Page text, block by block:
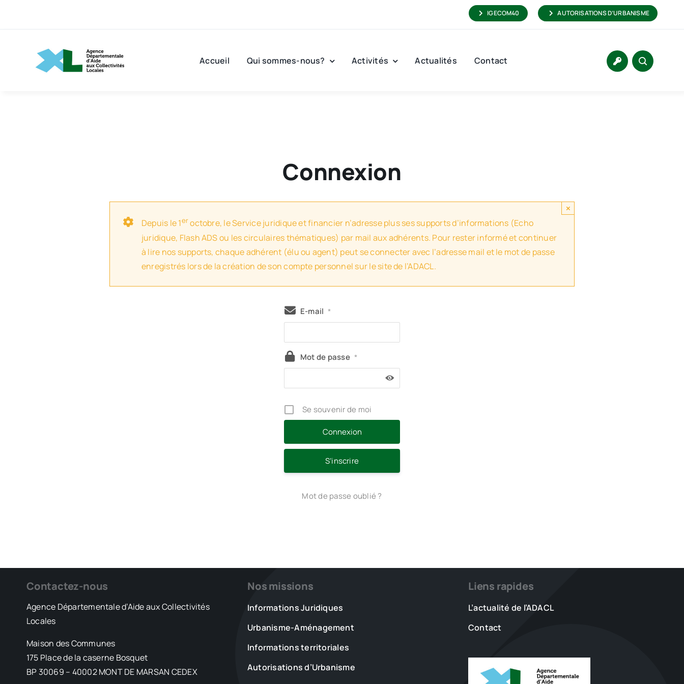
IGECOM40 AUTORISATIONS D’URBANISME
Accueil Qui sommes-nous? Activités Actualités Contact
Connexion
Depuis le 1eroctobre, le Service juridique et financier n’adresse plus ses supports d’informations (Echo
juridique, Flash ADS ou les circulaires thématiques) par mail aux adhérents. Pour rester informé et continuer
à lire nos supports, chaque adhérent (élu ou agent) peut se connecter avec l’adresse mail et le mot de passe
enregistrés lors de la création de son compte personnel sur le site de l’ADACL.
×
E-mail *
Mot de passe *
Se souvenir de moi
S’inscrire
Mot de passe oublié ?
Contactez-nous
Agence Départementale d’Aide aux Collectivités
Locales
Maison des Communes
175 Place de la caserne Bosquet
BP 30069 – 40002 MONT DE MARSAN CEDEX
Nos missions
Informations Juridiques
Urbanisme-Aménagement
Informations territoriales
Autorisations d’Urbanisme
Liens rapides
L’actualité de l’ADACL
Contact